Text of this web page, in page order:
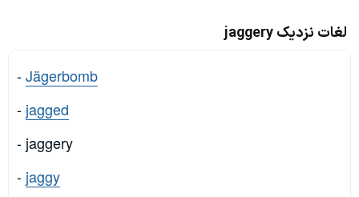
لغات نزدیک jaggery
-Jägerbomb
- jagged
- jaggery
- jaggy